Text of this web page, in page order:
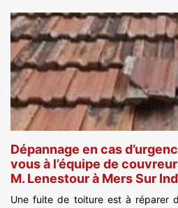
Dépannage en cas
vous à l’équipe de
M. Lenestour à Mers Sur
Une fuite de toiture est à réparer